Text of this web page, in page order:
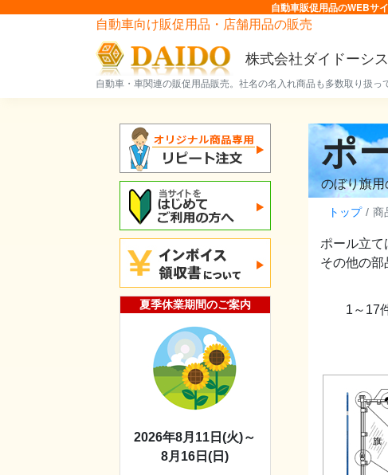
自動車販促用品のWEBサ
自動車向け販促用品・店舗用品の販売
株式会社ダイドーシ
自動車・車関連の販促用品販売。社名の名入れ商品も多数取り扱っ
夏季休業期間のご案内
2026年8月11日(火)～
8月16日(日)
ポ
のぼり旗用
トップ 商
ポール立て
その他の部
1～17